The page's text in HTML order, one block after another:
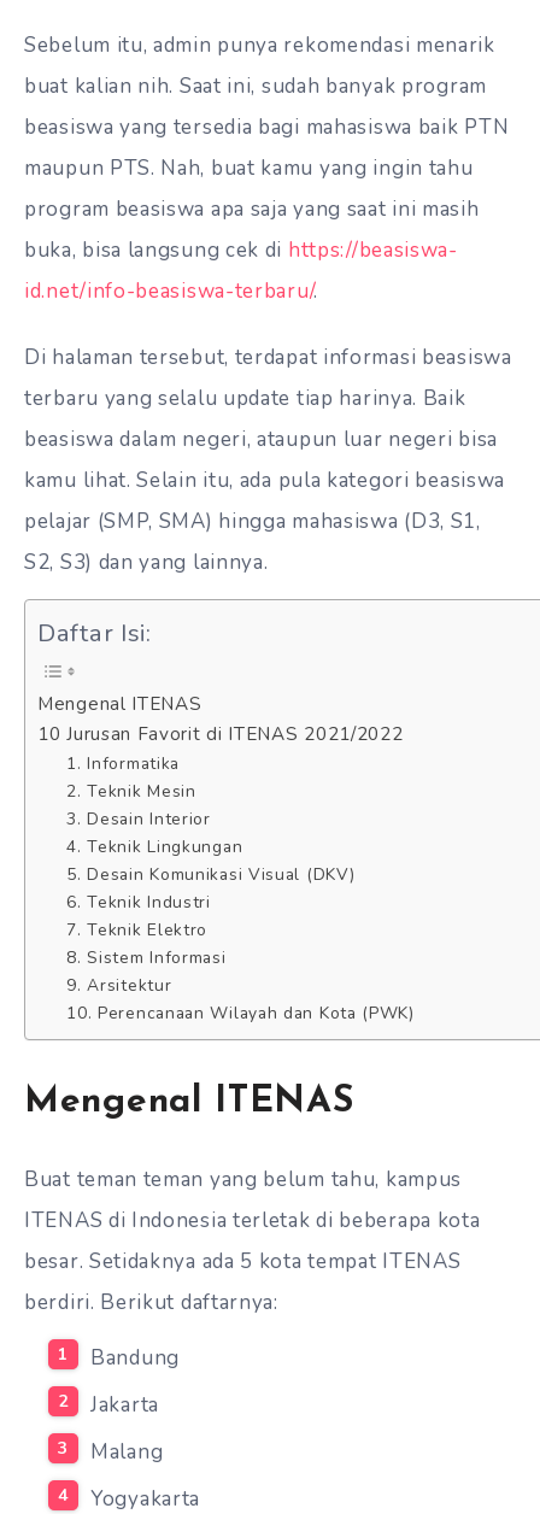
Sebelum itu, admin punya rekomendasi menarik
buat kalian nih. Saat ini, sudah banyak program
beasiswa yang tersedia bagi mahasiswa baik PTN
maupun PTS. Nah, buat kamu yang ingin tahu
program beasiswa apa saja yang saat ini masih
buka, bisa langsung cek di https://beasiswa-
id.net/info-beasiswa-terbaru/.
Di halaman tersebut, terdapat informasi beasiswa
terbaru yang selalu update tiap harinya. Baik
beasiswa dalam negeri, ataupun luar negeri bisa
kamu lihat. Selain itu, ada pula kategori beasiswa
pelajar (SMP, SMA) hingga mahasiswa (D3, S1,
S2, S3) dan yang lainnya.
Daftar Isi:
Mengenal ITENAS
10 Jurusan Favorit di ITENAS 2021/2022
1. Informatika
2. Teknik Mesin
3. Desain Interior
4. Teknik Lingkungan
5. Desain Komunikasi Visual (DKV)
6. Teknik Industri
7. Teknik Elektro
8. Sistem Informasi
9. Arsitektur
10. Perencanaan Wilayah dan Kota (PWK)
Mengenal ITENAS
Buat teman teman yang belum tahu, kampus
ITENAS di Indonesia terletak di beberapa kota
besar. Setidaknya ada 5 kota tempat ITENAS
berdiri. Berikut daftarnya:
Bandung
Jakarta
Malang
Yogyakarta